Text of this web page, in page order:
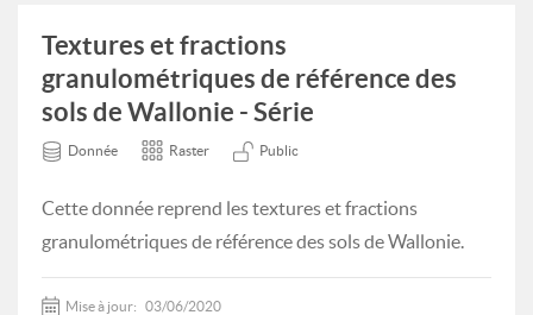
Textures et fractions
granulométriques de référence des
sols de Wallonie - Série
Donnée Raster Public
Cette donnée reprend les textures et fractions
granulométriques de référence des sols de Wallonie.
Mise à jour: 03/06/2020